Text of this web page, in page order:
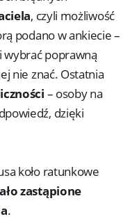
, czyli możliwość
podano w ankiecie –
wybrać poprawną
nie znać. Ostatnia
– osoby na
dzięki
koło ratunkowe
zastąpione
.